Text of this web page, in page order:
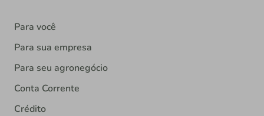
Para você
Para sua empresa
Para seu agronegócio
Conta Corrente
Crédito